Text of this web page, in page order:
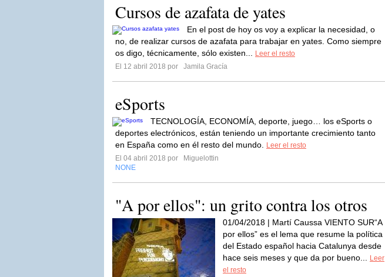
Cursos de azafata de yates
En el post de hoy os voy a explicar la necesidad, o
no, de realizar cursos de azafata para trabajar en yates. Como siempre
os digo, técnicamente, sólo existen...
Leer el resto
El 12 abril 2018 por
Jamila Gracía
eSports
TECNOLOGÍA, ECONOMÍA, deporte, juego… los eSports o
deportes electrónicos, están teniendo un importante crecimiento tanto
en España como en él resto del mundo.
Leer el resto
El 04 abril 2018 por
Miguelottin
NONE
"A por ellos": un grito contra los otros
01/04/2018 | Martí Caussa VIENTO SUR“A
por ellos” es el lema que resume la política
del Estado español hacia Catalunya desde
hace seis meses y que da por bueno...
Leer
el resto